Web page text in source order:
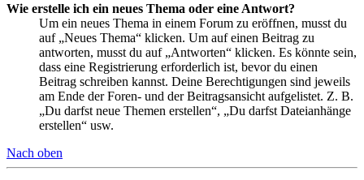
Wie erstelle ich ein neues Thema oder eine Antwort?
Um ein neues Thema in einem Forum zu eröffnen, musst du
auf „Neues Thema“ klicken. Um auf einen Beitrag zu
antworten, musst du auf „Antworten“ klicken. Es könnte sein,
dass eine Registrierung erforderlich ist, bevor du einen
Beitrag schreiben kannst. Deine Berechtigungen sind jeweils
am Ende der Foren- und der Beitragsansicht aufgelistet. Z. B.
„Du darfst neue Themen erstellen“, „Du darfst Dateianhänge
erstellen“ usw.
Nach oben